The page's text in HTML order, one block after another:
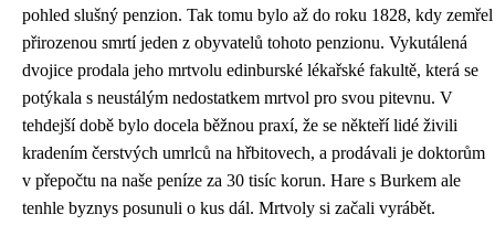
pohled slušný penzion. Tak tomu bylo až do roku 1828, kdy zemřel
přirozenou smrtí jeden z obyvatelů tohoto penzionu. Vykutálená
dvojice prodala jeho mrtvolu edinburské lékařské fakultě, která se
potýkala s neustálým nedostatkem mrtvol pro svou pitevnu. V
tehdejší době bylo docela běžnou praxí, že se někteří lidé živili
kradením čerstvých umrlců na hřbitovech, a prodávali je doktorům
v přepočtu na naše peníze za 30 tisíc korun. Hare s Burkem ale
tenhle byznys posunuli o kus dál. Mrtvoly si začali vyrábět.